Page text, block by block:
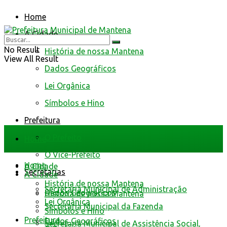
Home
A Cidade
História de nossa Mantena
Dados Geográficos
Lei Orgânica
Símbolos e Hino
Prefeitura
O Vice-Prefeito
Secretarias
Secretaria Municipal de Administração
Secretaria Municipal da Fazenda
Secretaria Municipal de Assistência Social,
No Result
View All Result
Home
A Cidade
História de nossa Mantena
Dados Geográficos
Home
A Cidade
História de nossa Mantena
Dados Geográficos
Lei Orgânica
Símbolos e Hino
Prefeitura